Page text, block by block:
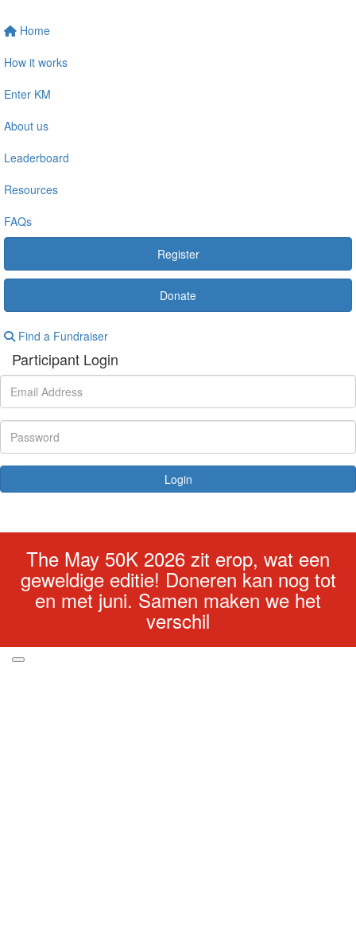
Home
How it works
Enter KM
About us
Leaderboard
Resources
FAQs
Register
Donate
Find a Fundraiser
Participant Login
Login
The May 50K 2026 zit erop, wat een
geweldige editie! Doneren kan nog tot
en met juni. Samen maken we het
verschil